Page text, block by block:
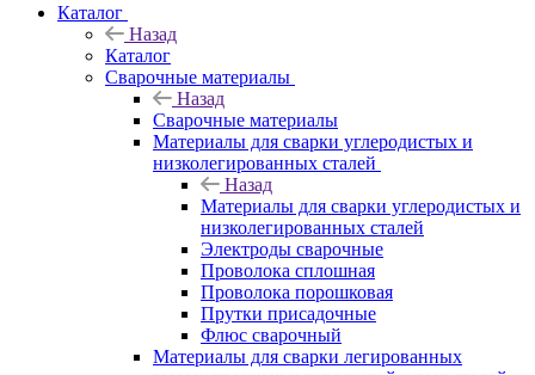
Каталог
Назад
Каталог
Сварочные материалы
Назад
Сварочные материалы
Материалы для сварки углеродистых и
низколегированных сталей
Назад
Материалы для сварки углеродистых и
низколегированных сталей
Электроды сварочные
Проволока сплошная
Проволока порошковая
Прутки присадочные
Флюс сварочный
Материалы для сварки легированных